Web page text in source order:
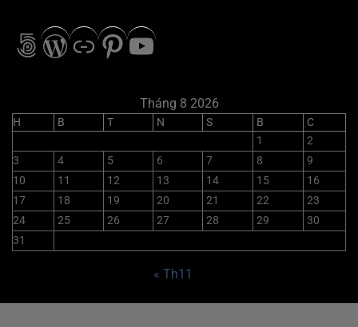
500px
WordPress
Liên kếtPinterest
Youtube
Tháng 8 2026
H B T N S B
C
1
2
3
4 5 6 7 8
9
10
11 12 13 14 15
16
17
18 19 20 21 22
23
24
25 26 27 28 29
30
31
« Th11